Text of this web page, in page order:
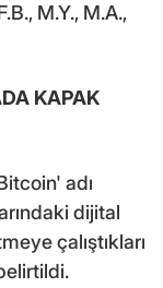
M.Y., M.A.,
KAPAK
adı
dijital
çalıştıkları